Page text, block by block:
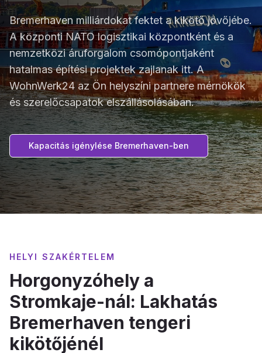
Bremerhaven milliárdokat fektet a kikötő jövőjébe.
A központi NATO logisztikai központként és a
nemzetközi áruforgalom csomópontjaként
hatalmas építési projektek zajlanak itt. A
WohnWerk24 az Ön helyszíni partnere mérnökök
és szerelőcsapatok elszállásolásában.
Kapacitás igénylése Bremerhaven-ben
HELYI SZAKÉRTELEM
Horgonyzóhely a
Stromkaje-nál: Lakhatás
Bremerhaven tengeri
kikötőjénél